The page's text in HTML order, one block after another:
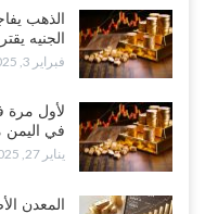
الذهب
الجنيه
فبراير 3, 2025
لأول مرة
في
يناير 27, 2025
المعدن